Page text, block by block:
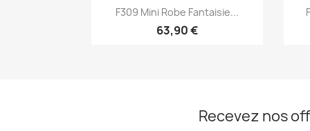
Aperçu rapide
F309 Mini Robe Fantaisie...
63,90 €
Recevez nos